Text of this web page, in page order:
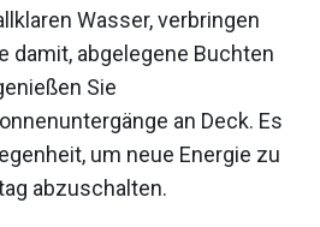
Wasser, verbringen
damit, abgelegene Buchten
Sie
an Deck. Es
um neue Energie zu
abzuschalten.